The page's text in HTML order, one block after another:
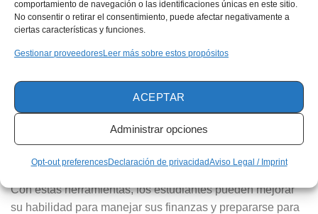
comportamiento de navegación o las identificaciones únicas en este sitio.
No consentir o retirar el consentimiento, puede afectar negativamente a
ciertas características y funciones.
Gestionar proveedoresLeer más sobre estos propósitos
ACEPTAR
Administrar opciones
Opt-out preferencesDeclaración de privacidadAviso Legal / Imprint
Acelera tus sueños con préstamos personales que
van más allá
ofrecer mucho más que ayuda financiera. Los estudiantes
tienen acceso exclusivo a cursos gratuitos de finanzas y
emprendimiento a través del Instituto PyME y del portal
finanzasparacrecer. Esta oferta refleja el compromiso del
Con estas herramientas, los estudiantes pueden mejorar
su habilidad para manejar sus finanzas y prepararse para